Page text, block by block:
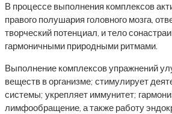
В процессе выполнения комплексов
правого полушария головного мозга,
творческий потенциал, и тело
гармоничными природными ритмами.
Выполнение комплексов упражнений
веществ в организме; стимулирует
системы; укрепляет иммунитет;
лимфообращение, а также работу